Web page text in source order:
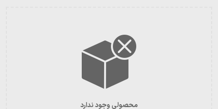
محصولی وجود ندارد